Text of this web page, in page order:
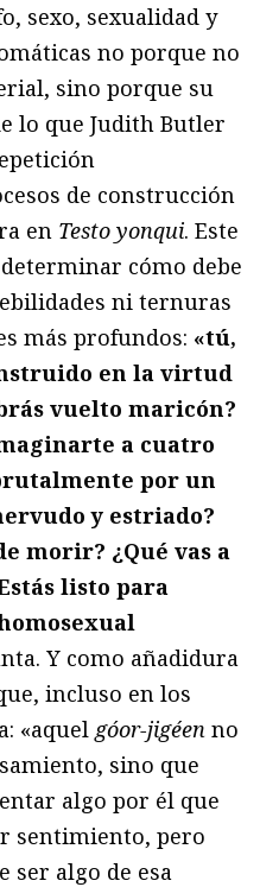
sexo, sexualidad y
no porque no
sino porque su
lo que Judith Butler
de construcción
en Testo yonqui. Este
cómo debe
ni ternuras
más profundos: «tú,
en la virtud
vuelto maricón?
a cuatro
por un
y estriado?
morir? ¿Qué vas a
listo para
Y como añadidura
incluso en los
«aquel góor-jigéen no
sino que
algo por él que
sentimiento, pero
ser algo de esa